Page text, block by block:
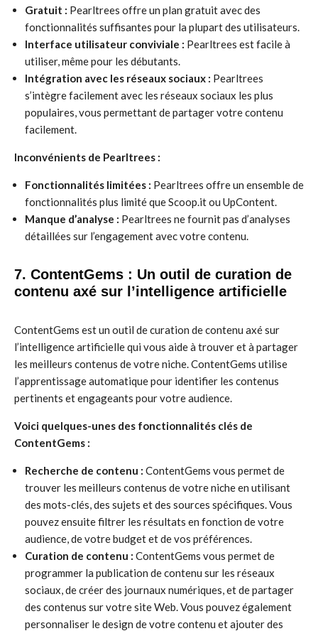
Gratuit : Pearltrees offre un plan gratuit avec des
fonctionnalités suffisantes pour la plupart des utilisateurs.
Interface utilisateur conviviale : Pearltrees est facile à
utiliser, même pour les débutants.
Intégration avec les réseaux sociaux : Pearltrees
s’intègre facilement avec les réseaux sociaux les plus
populaires, vous permettant de partager votre contenu
facilement.
Inconvénients de Pearltrees :
Fonctionnalités limitées : Pearltrees offre un ensemble de
fonctionnalités plus limité que Scoop.it ou UpContent.
Manque d’analyse : Pearltrees ne fournit pas d’analyses
détaillées sur l’engagement avec votre contenu.
7. ContentGems : Un outil de curation de
contenu axé sur l’intelligence artificielle
ContentGems est un outil de curation de contenu axé sur
l’intelligence artificielle qui vous aide à trouver et à partager
les meilleurs contenus de votre niche. ContentGems utilise
l’apprentissage automatique pour identifier les contenus
pertinents et engageants pour votre audience.
Voici quelques-unes des fonctionnalités clés de
ContentGems :
Recherche de contenu : ContentGems vous permet de
trouver les meilleurs contenus de votre niche en utilisant
des mots-clés, des sujets et des sources spécifiques. Vous
pouvez ensuite filtrer les résultats en fonction de votre
audience, de votre budget et de vos préférences.
Curation de contenu : ContentGems vous permet de
programmer la publication de contenu sur les réseaux
sociaux, de créer des journaux numériques, et de partager
des contenus sur votre site Web. Vous pouvez également
personnaliser le design de votre contenu et ajouter des